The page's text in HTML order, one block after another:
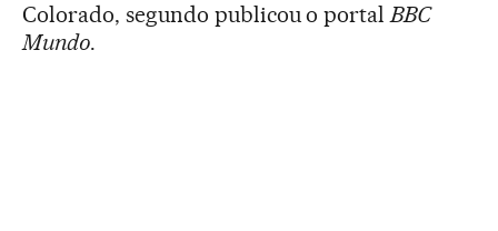
Colorado, segundo publicou o portal BBC
Mundo.